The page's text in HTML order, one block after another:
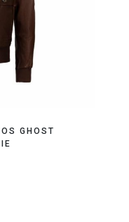
GHOST